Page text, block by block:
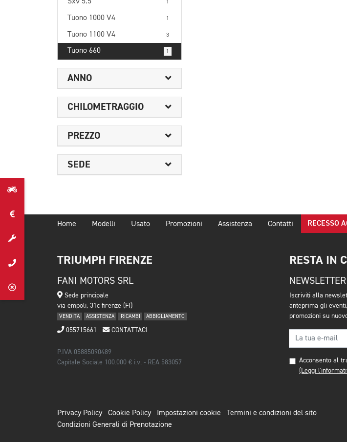
1
Tuono 1000 V4 1
Tuono 1100 V4 3
Tuono 660 1
ANNO
CHILOMETRAGGIO
PREZZO
SEDE
Home Modelli Usato Promozioni Assistenza Contatti RECESSO
TRIUMPH FIRENZE
FANI MOTORS SRL
Sede principale
via empoli, 31c firenze (FI)
VENDITA ASSISTENZA RICAMBI ABBIGLIAMENTO
055715661 CONTATTACI
P.IVA 05885090489
Capitale Sociale 100.000 € i.v. - REA 583057
RESTA IN
NEWSLETTER
Iscriviti alla
anteprima gli
promozioni su
Acconsento al
(Leggi
Privacy Policy Cookie Policy Impostazioni cookie
Termini e condizioni del sito
Condizioni Generali di Prenotazione